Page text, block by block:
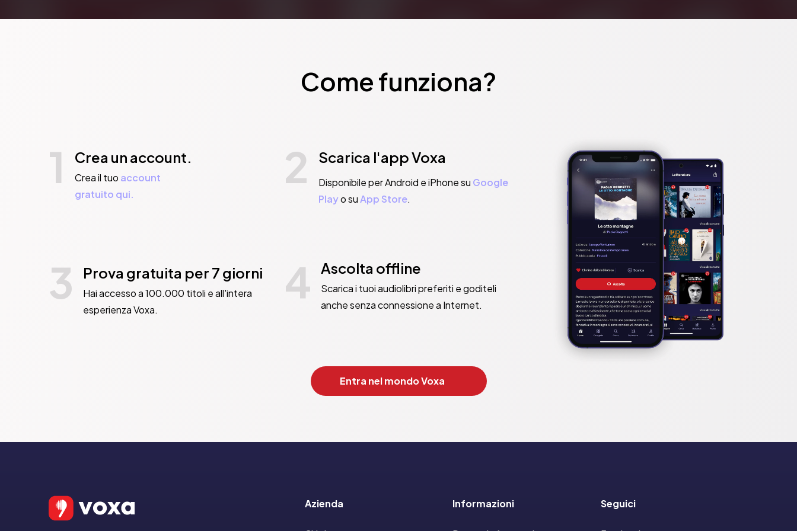
Come funziona?
1 Crea un account.
Crea il tuo account
gratuito qui.
2 Scarica l'app Voxa
Disponibile per Android e iPhone su Google
Playo suApp Store.
3 Prova gratuita per 7 giorni
Hai accesso a 100.000 titoli e all'intera
esperienza Voxa.
4 Ascolta offline
Scarica i tuoi audiolibri preferiti e goditeli
anche senza connessione a Internet.
Entra nel mondo Voxa
Azienda Informazioni Seguici